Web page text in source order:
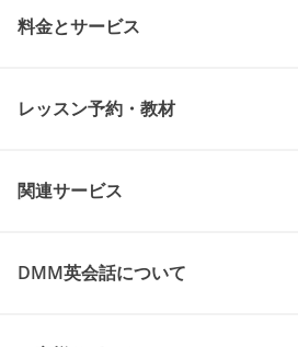
料金とサービス
レッスン予約・教材
関連サービス
DMM英会話について